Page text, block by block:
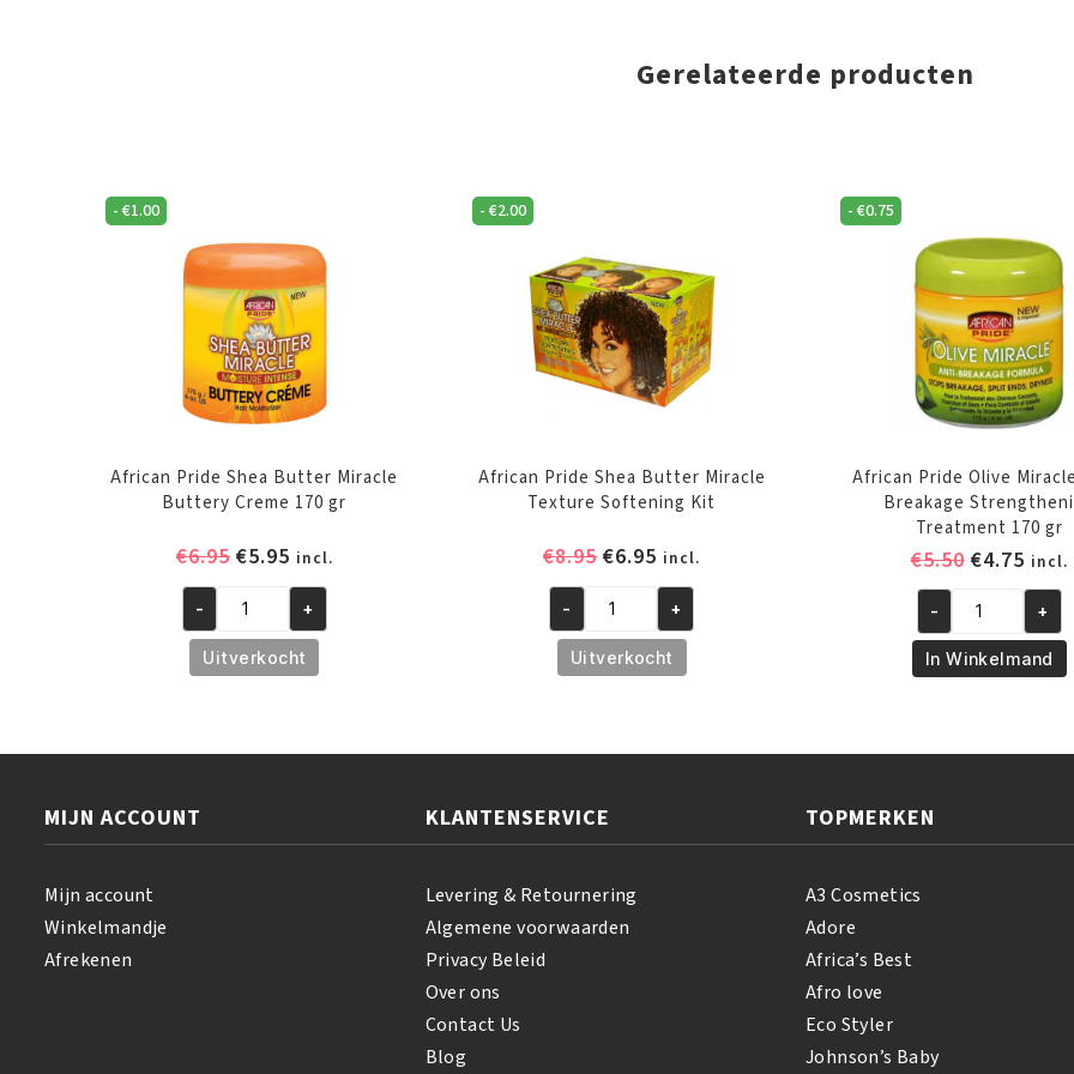
Gerelateerde producten
- €1.00
African Pride Shea Butter Miracle
Buttery Creme 170 gr
€6.95 Oorspronkelijke
was:
€6.95.
€5.95Huidige
prijs
is:
€5.95.
incl.
African
Pride
Shea
170
gr
- +
Uitverkocht
-€2.00
African Pride Shea Butter Miracle
Texture Softening Kit
€8.95Oorspronkelijke
was:
€8.95.
€6.95 Huidige
prijs
is:
€6.95.
incl.
African
Pride
Shea
Kit
aantal
- +
Uitverkocht
- €0.75
African Pride Olive
Breakage
Treatment 170 gr
€5.50
was:
€5.50.
€4.75
prijs
is:
€4.75.
incl.
African
Pride
Olive
Treatment
170
- +
In Winkelmand
MIJN ACCOUNT
Mijn account
Winkelmandje
Afrekenen
KLANTENSERVICE
Levering & Retournering
Algemene voorwaarden
Privacy Beleid
Over ons
Contact Us
Blog
TOPMERKEN
A3 Cosmetics
Adore
Africa’s Best
Afro love
Eco Styler
Johnson’s Baby